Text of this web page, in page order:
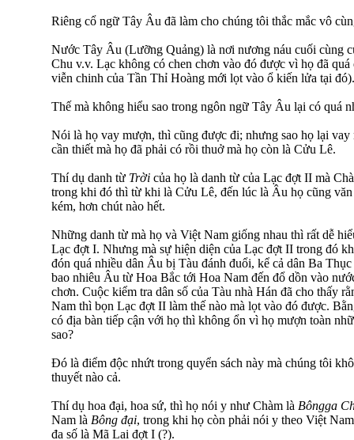
Riêng cổ ngữ Tây Âu đã làm cho chúng tôi thắc mắc vô
Nước Tây Âu (Lưỡng Quảng) là nơi nương náu cuối cùng
Chu v.v. Lạc không có chen chơn vào đó được vì họ đã
viễn chinh của Tần Thỉ Hoàng mới lọt vào ổ kiến lửa tại đó).
Thế mà không hiểu sao trong ngôn ngữ Tây Âu lại có quá
Nói là họ vay mượn, thì cũng được đi; nhưng sao họ lại
cần thiết mà họ đã phải có rồi thuở mà họ còn là Cửu Lê.
Thí dụ danh từ Trời của họ là danh từ của Lạc đợt II mà
trong khi đó thì từ khi là Cửu Lê, đến lúc là Âu họ cũng
kém, hơn chút nào hết.
Những danh từ mà họ và Việt Nam giống nhau thì rất dễ
Lạc đợt I. Nhưng mà sự hiện diện của Lạc đợt II trong đó
đón quá nhiều dân Âu bị Tàu đánh đuổi, kể cả dân Ba
bao nhiêu Âu từ Hoa Bắc tới Hoa Nam đến đổ dồn vào
chơn. Cuộc kiểm tra dân số của Tàu nhà Hán đã cho thấy
Nam thì bọn Lạc đợt II làm thế nào mà lọt vào đó được.
có địa bàn tiếp cận với họ thì không ổn vì họ mượn toàn
sao?
Đó là điểm độc nhứt trong quyển sách này mà chúng tôi
thuyết nào cả.
Thí dụ hoa đại, hoa sứ, thì họ nói y như Chàm là Bôngga
Nam là Bông đại, trong khi họ còn phải nói y theo Việt
đa số là Mã Lai đợt I (?).